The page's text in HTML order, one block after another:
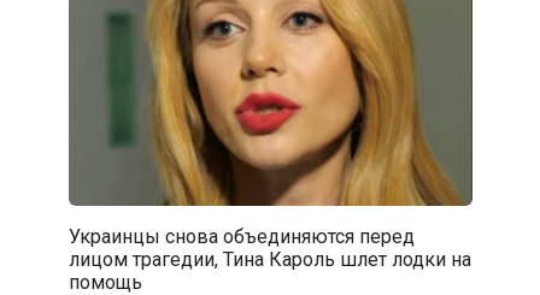
Украинцы снова объединяются перед
лицом трагедии, Тина Кароль шлет лодки на
помощь